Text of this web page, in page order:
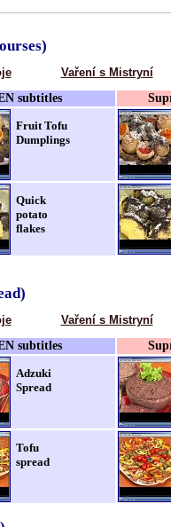
Vaření s Mistryní
subtitles
Fruit Tofu
Dumplings
Quick
potato
flakes
Vaření s Mistryní
subtitles
Adzuki
Spread
Tofu
spread